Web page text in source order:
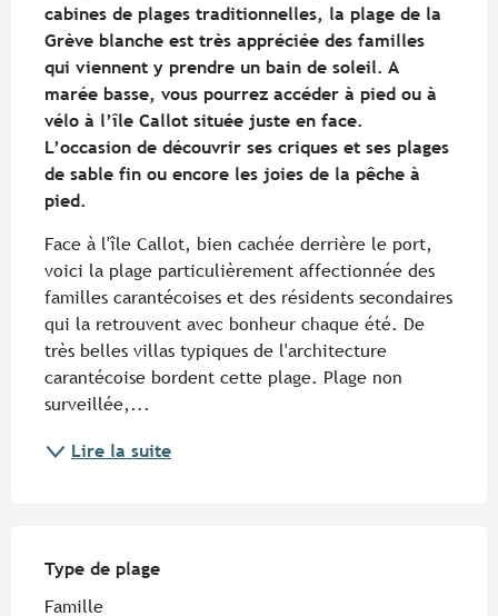
cabines de plages traditionnelles, la plage de la
Grève blanche est très appréciée des familles
qui viennent y prendre un bain de soleil. A
marée basse, vous pourrez accéder à pied ou à
vélo à l’île Callot située juste en face.
L’occasion de découvrir ses criques et ses plages
de sable fin ou encore les joies de la pêche à
pied.
Face à l'île Callot, bien cachée derrière le port,
voici la plage particulièrement affectionnée des
familles carantécoises et des résidents secondaires
qui la retrouvent avec bonheur chaque été. De
très belles villas typiques de l'architecture
carantécoise bordent cette plage. Plage non
surveillée,...
Lire la suite
Type de plage
Type de plage
Famille